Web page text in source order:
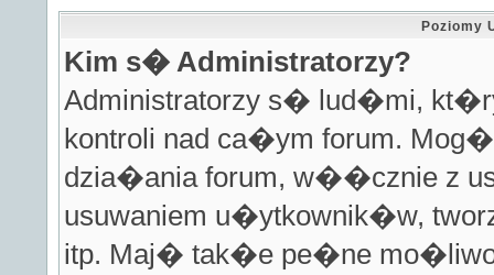
Poziomy
Kim s� Administratorzy?
Administratorzy s� lud�mi,
kontroli nad ca�ym forum.
dzia�ania forum, w��cznie z
usuwaniem u�ytkownik�w,
itp. Maj� tak�e pe�ne